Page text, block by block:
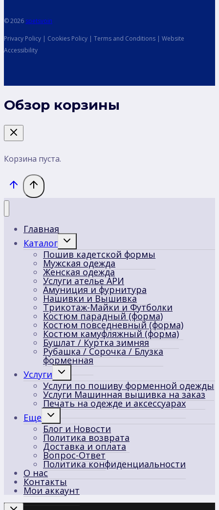
© 2026 spetsvoin
Privacy Policy | Cookies Policy | Terms and Conditions | Website
Accessibility
Обзор корзины
Корзина пуста.
Главная
Каталог
Переключить
меню
Пошив кадетской формы
Мужская одежда
Женская одежда
Услуги ателье АРИ
Амуниция и фурнитура
Нашивки и Вышивка
Трикотаж-Майки и Футболки
Костюм парадный (форма)
Костюм повседневный (форма)
Костюм камуфляжный (форма)
Бушлат / Куртка зимняя
Рубашка / Сорочка / Блузка
форменная
Услуги
Переключить
дочернее
меню
Услуги по пошиву форменной одежды
Услуги Машинная вышивка на заказ
Печать на одежде и аксессуарах
Еще
Переключить
дочернее
меню
Блог и Новости
Политика возврата
Доставка и оплата
Вопрос-Ответ
Политика конфиденциальности
О нас
Контакты
Мои аккаунт